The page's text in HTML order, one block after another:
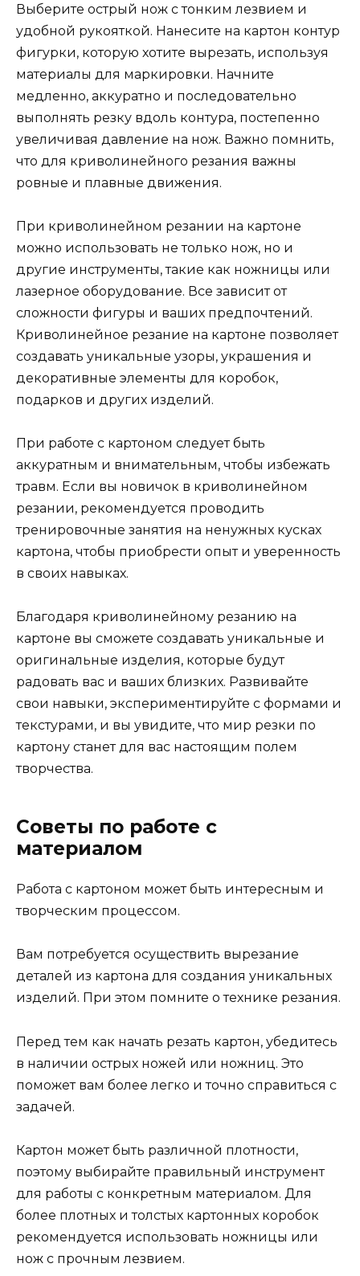
Выберите острый нож с тонким лезвием и
удобной рукояткой. Нанесите на картон контур
фигурки, которую хотите вырезать, используя
материалы для маркировки. Начните
медленно, аккуратно и последовательно
выполнять резку вдоль контура, постепенно
увеличивая давление на нож. Важно помнить,
что для криволинейного резания важны
ровные и плавные движения.
При криволинейном резании на картоне
можно использовать не только нож, но и
другие инструменты, такие как ножницы или
лазерное оборудование. Все зависит от
сложности фигуры и ваших предпочтений.
Криволинейное резание на картоне позволяет
создавать уникальные узоры, украшения и
декоративные элементы для коробок,
подарков и других изделий.
При работе с картоном следует быть
аккуратным и внимательным, чтобы избежать
травм. Если вы новичок в криволинейном
резании, рекомендуется проводить
тренировочные занятия на ненужных кусках
картона, чтобы приобрести опыт и уверенность
в своих навыках.
Благодаря криволинейному резанию на
картоне вы сможете создавать уникальные и
оригинальные изделия, которые будут
радовать вас и ваших близких. Развивайте
свои навыки, экспериментируйте с формами и
текстурами, и вы увидите, что мир резки по
картону станет для вас настоящим полем
творчества.
Советы по работе с
материалом
Работа с картоном может быть интересным и
творческим процессом.
Вам потребуется осуществить вырезание
деталей из картона для создания уникальных
изделий. При этом помните о технике резания.
Перед тем как начать резать картон, убедитесь
в наличии острых ножей или ножниц. Это
поможет вам более легко и точно справиться с
задачей.
Картон может быть различной плотности,
поэтому выбирайте правильный инструмент
для работы с конкретным материалом. Для
более плотных и толстых картонных коробок
рекомендуется использовать ножницы или
нож с прочным лезвием.